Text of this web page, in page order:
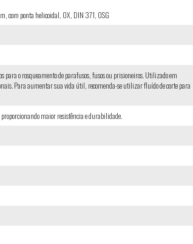
com ponta helicoidal, OX, DIN 371, OSG
para o rosqueamento de parafusos, fusos ou prisioneiros. Utilizado em
Para aumentar sua vida útil, recomenda-se utilizar fluído de corte para
maior resistência e durabilidade.